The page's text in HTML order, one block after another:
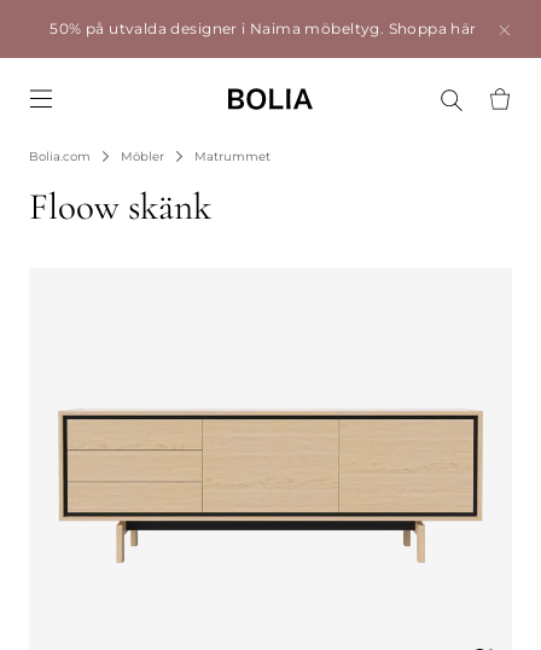
50% på utvalda designer i Naima möbeltyg. Shoppa här
Bolia.com Möbler Matrummet
Floow skänk